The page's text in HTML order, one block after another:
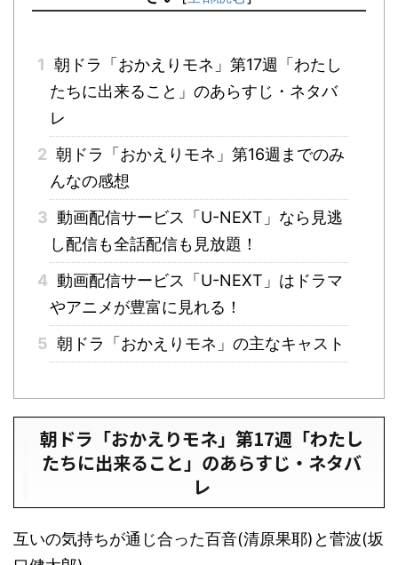
1 朝ドラ「おかえりモネ」第17週「わたし
たちに出来ること」のあらすじ・ネタバ
レ
2 朝ドラ「おかえりモネ」第16週までのみ
んなの感想
3 動画配信サービス「U-NEXT」なら見逃
し配信も全話配信も見放題！
4 動画配信サービス「U-NEXT」はドラマ
やアニメが豊富に見れる！
5 朝ドラ「おかえりモネ」の主なキャスト
朝ドラ「おかえりモネ」第17週「わたし
たちに出来ること」のあらすじ・ネタバ
レ
互いの気持ちが通じ合った百音(清原果耶)と菅波(坂